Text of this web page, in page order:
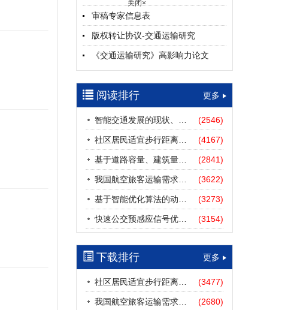
审稿专家信息表
版权转让协议-交通运输研究
《交通运输研究》高影响力论文
（2012—2022）
参考文献及常用法定计量单位样例
中英文摘要撰写规范及样例
阅读排行 更多
(2546)
社区居民适宜步行距离阈值研究 (4167)
基于道路容量、建筑量、汽车保有量的拥堵指数敏感性分析 (2841)
我国航空旅客运输需求预测——基于计量经济学与系统动力学组合模型 (3622)
(3273)
快速公交预感应信号优先协调控制策略 (3154)
下载排行 更多
社区居民适宜步行距离阈值研究 (3477)
我国航空旅客运输需求预测——基于计量经济学与系统动力学组合模型 (2680)